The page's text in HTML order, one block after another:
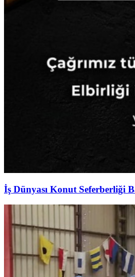
İş Dünyası Konut Seferberliği